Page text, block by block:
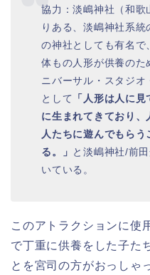
協力：淡嶋神社（和
りある、淡嶋神社系
の神社としても有名
体もの人形が供養のた
ニバーサル・スタジ
として
「人形は人に
に生まれてきており
人たちに遊んでもら
る。」 と淡嶋神社/前
いている。
このアトラクションに使
で丁重に供養をした子た
とを宮司の方がおっしゃ